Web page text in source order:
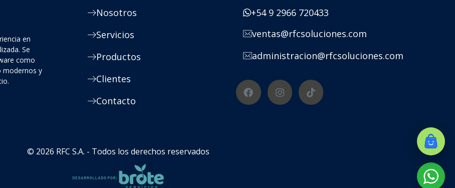
en
Se
como
modernos y
Nosotros
Servicios
Productos
Clientes
Contacto
+54 9 2966 720433
ventas@rfcsoluciones.com
administracion@rfcsoluciones.com
© 2026 RFC S.A. - Todos los derechos reservados